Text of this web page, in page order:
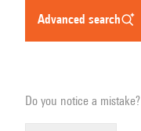
advanced search
Do you notice a mistake?